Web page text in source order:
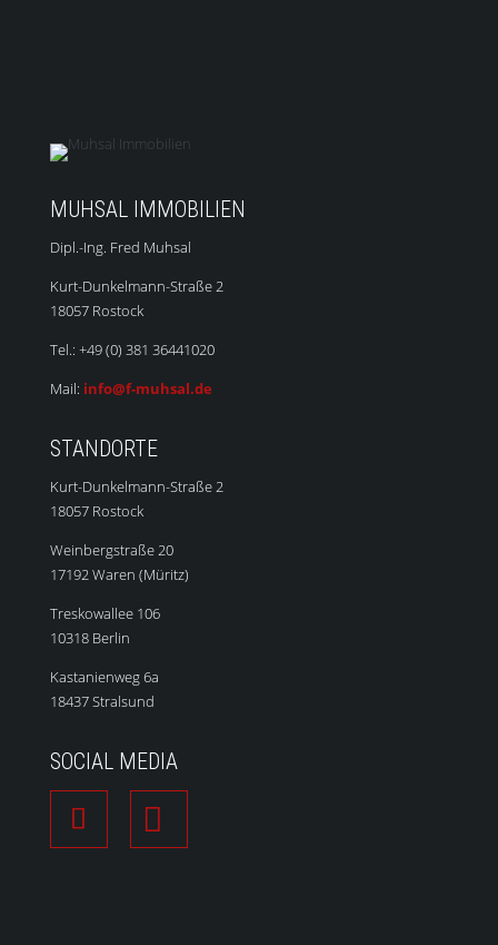
MUHSAL IMMOBILIEN
Dipl.-Ing. Fred Muhsal
Kurt-Dunkelmann-Straße 2
18057 Rostock
Tel.: +49 (0) 381 36441020
Mail: info@f-muhsal.de
STANDORTE
Kurt-Dunkelmann-Straße 2
18057 Rostock
Weinbergstraße 20
17192 Waren (Müritz)
Treskowallee 106
10318 Berlin
Kastanienweg 6a
18437 Stralsund
SOCIAL MEDIA
